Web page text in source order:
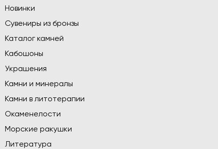
Новинки
Сувениры из бронзы
Каталог камней
Кабошоны
Украшения
Камни и минералы
Камни в литотерапии
Окаменелости
Морские ракушки
Литература